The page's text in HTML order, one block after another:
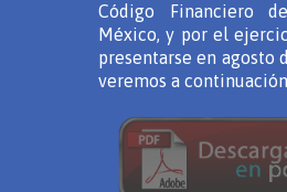
Código Financiero
México, y por el
presentarse en agosto
veremos a